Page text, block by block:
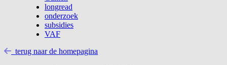
longread
onderzoek
subsidies
VAF
terug naar de homepagina